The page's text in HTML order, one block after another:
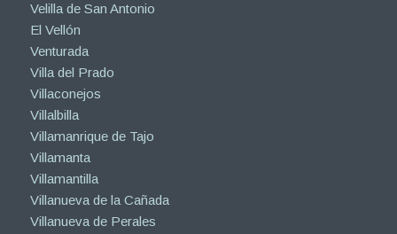
Velilla de San Antonio
El Vellón
Venturada
Villa del Prado
Villaconejos
Villalbilla
Villamanrique de Tajo
Villamanta
Villamantilla
Villanueva de la Cañada
Villanueva de Perales